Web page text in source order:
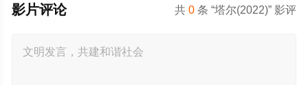
共0 条 “塔尔(2022)” 影评
影片评论